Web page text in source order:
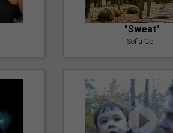
"Sweat"
Sofia Coll